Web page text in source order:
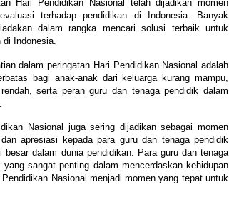
Hari Pendidikan Nasional telah dijadikan momen
terhadap pendidikan di Indonesia. Banyak
dalam rangka mencari solusi terbaik untuk
di Indonesia.
dalam peringatan Hari Pendidikan Nasional adalah
bagi anak-anak dari keluarga kurang mampu,
serta peran guru dan tenaga pendidik dalam
Nasional juga sering dijadikan sebagai momen
apresiasi kepada para guru dan tenaga pendidik
besar dalam dunia pendidikan. Para guru dan tenaga
sangat penting dalam mencerdaskan kehidupan
Nasional menjadi momen yang tepat untuk